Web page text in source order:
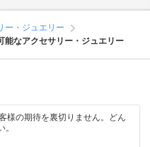
ー・ジュエリー
能なアクセサリー・ジュエリー
様の期待を裏切りません。どん